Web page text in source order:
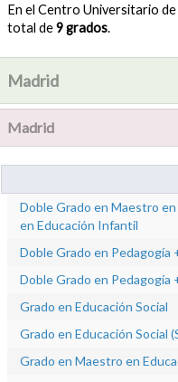
En el Centro Universitario
total de9 grados.
Madrid
Madrid
Doble Grado en Maestro
en Educación Infantil
Doble Grado en Pedagogía
Doble Grado en Pedagogía
Grado en Educación Social
Grado en Educación Social
Grado en Maestro en